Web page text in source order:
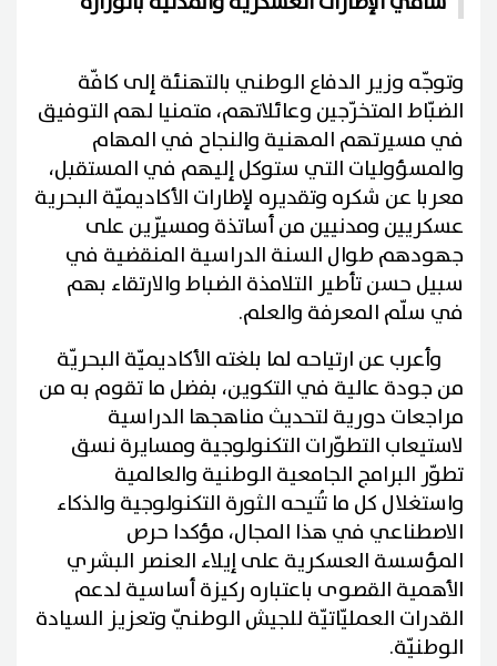
وتوجّه وزير الدفاع الوطني بالتهنئة إلى كافّة
الضبّاط المتخرّجين وعائلاتهم، متمنيا لهم التوفيق
في مسيرتهم المهنية والنجاح في المهام
والمسؤوليات التي ستوكل إليهم في المستقبل،
معربا عن شكره وتقديره لإطارات الأكاديميّة البحرية
عسكريين ومدنيين من أساتذة ومسيّرين على
جهودهم طوال السنة الدراسية المنقضية في
سبيل حسن تأطير التلامذة الضباط والارتقاء بهم
في سلّم المعرفة والعلم.
وأعرب عن ارتياحه لما بلغته الأكاديميّة البحريّة
من جودة عالية في التكوين، بفضل ما تقوم به من
مراجعات دورية لتحديث مناهجها الدراسية
لاستيعاب التطوّرات التكنولوجية ومسايرة نسق
تطوّر البرامج الجامعية الوطنية والعالمية
واستغلال كل ما تُتيحه الثورة التكنولوجية والذكاء
الاصطناعي في هذا المجال، مؤكدا حرص
المؤسسة العسكرية على إيلاء العنصر البشري
الأهمية القصوى باعتباره ركيزة أساسية لدعم
القدرات العمليّاتيّة للجيش الوطنيّ وتعزيز السيادة
الوطنيّة.